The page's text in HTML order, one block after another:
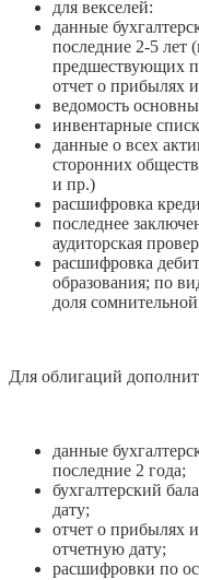
для векселей:
данные
последние 2-5 лет
предшествующих
отчет о прибылях
ведомость
инвентарные
данные о всех
сторонних
и пр.)
расшифровка
последнее
аудиторская
расшифровка
образования; по
доля
Для облигаций
данные
последние 2 года;
бухгалтерский
дату;
отчет о прибылях
отчетную дату;
расшифровки по